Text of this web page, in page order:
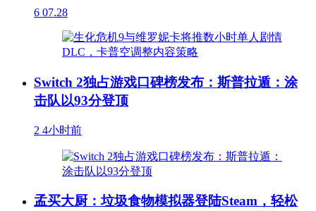
6 07.28
Switch 2独占游戏口碑榜发布：斯普拉遁：涂
击队以93分登顶
2 4小时前
孟买大厨：垃圾食物模拟器登陆Steam，轻松